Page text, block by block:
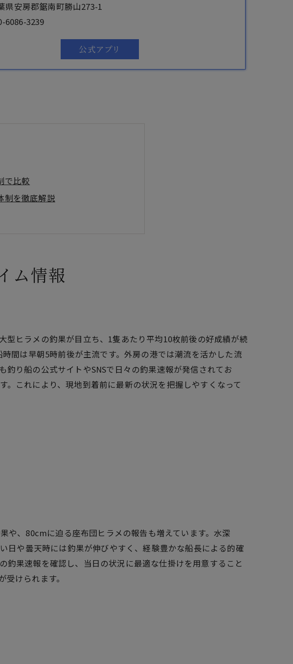
県安房郡鋸南町勝山273-1
6086-3239
公式アプリ
で比較
制を徹底解説
者から上級者まで安心サポート
ム情報
ヒラメの釣果が目立ち、1隻あたり平均10枚前後の好成績が続
間は早朝5時前後が主流です。外房の港では潮流を活かした流
り船の公式サイトやSNSで日々の釣果速報が発信されてお
これにより、現地到着前に最新の状況を把握しやすくなって
や、80cmに迫る座布団ヒラメの報告も増えています。水深
日や曇天時には釣果が伸びやすく、経験豊かな船長による的確
果速報を確認し、当日の状況に最適な仕掛けを用意すること
けられます。